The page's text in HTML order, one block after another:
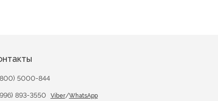
5000-844
893-3550 Viber/WhatsApp